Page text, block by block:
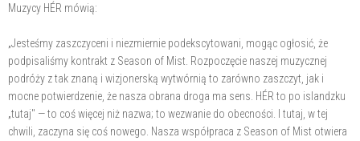
Muzycy HÉR mówią:
„Jesteśmy zaszczyceni i niezmiernie podekscytowani, mogąc ogłosić, że
podpisaliśmy kontrakt z Season of Mist. Rozpoczęcie naszej muzycznej
podróży z tak znaną i wizjonerską wytwórnią to zarówno zaszczyt, jak i
mocne potwierdzenie, że nasza obrana droga ma sens. HÉR to po islandzku
„tutaj" — to coś więcej niż nazwa; to wezwanie do obecności. I tutaj, w tej
chwili, zaczyna się coś nowego. Nasza współpraca z Season of Mist otwiera